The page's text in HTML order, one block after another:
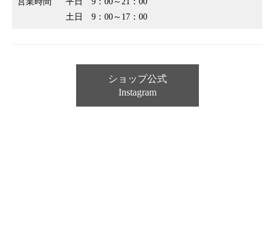
土日 9：00～17：00
ショップ公式
Instagram